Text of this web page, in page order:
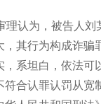
理认为，被告人
，其行为构成诈
，系坦白，依法
符合认罪认罚从